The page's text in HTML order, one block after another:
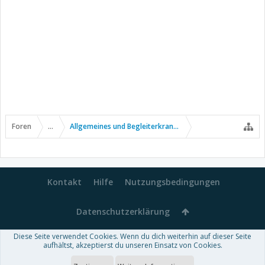
Foren ... Allgemeines und Begleiterkrankungen
Kontakt Hilfe Nutzungsbedingungen
Datenschutzerklärung
Forum software by XenForo™-Deutsch von xenDach
Diese Seite verwendet Cookies. Wenn du dich weiterhin auf dieser Seite
aufhältst, akzeptierst du unseren Einsatz von Cookies.